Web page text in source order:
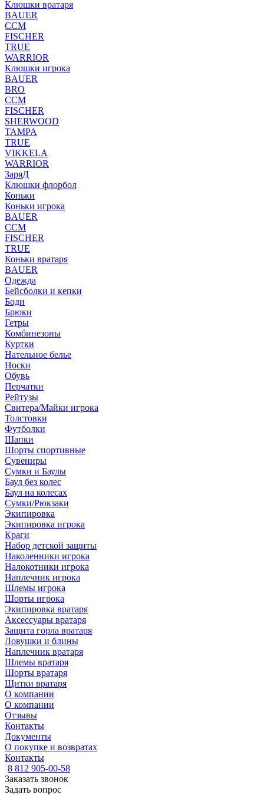
Клюшки вратаря
BAUER
CCM
FISCHER
TRUE
WARRIOR
Клюшки игрока
BAUER
BRO
CCM
FISCHER
SHERWOOD
TAMPA
TRUE
VIKKELA
WARRIOR
ЗаряД
Клюшки флорбол
Коньки
Коньки игрока
BAUER
CCM
FISCHER
TRUE
Коньки вратаря
BAUER
Одежда
Бейсболки и кепки
Боди
Брюки
Гетры
Комбинезоны
Куртки
Нательное белье
Носки
Обувь
Перчатки
Рейтузы
Свитера/Майки игрока
Толстовки
Футболки
Шапки
Шорты спортивные
Сувениры
Сумки и Баулы
Баул без колес
Баул на колесах
Сумки/Рюкзаки
Экипировка
Экипировка игрока
Краги
Набор детской защиты
Наколенники игрока
Налокотники игрока
Наплечник игрока
Шлемы игрока
Шорты игрока
Экипировка вратаря
Аксессуары вратаря
Защита горла вратаря
Ловушки и блины
Наплечник вратаря
Шлемы вратаря
Шорты вратаря
Щитки вратаря
О компании
О компании
Отзывы
Контакты
Документы
О покупке и возвратах
Контакты
8 812 905-00-58
Заказать звонок
Задать вопрос